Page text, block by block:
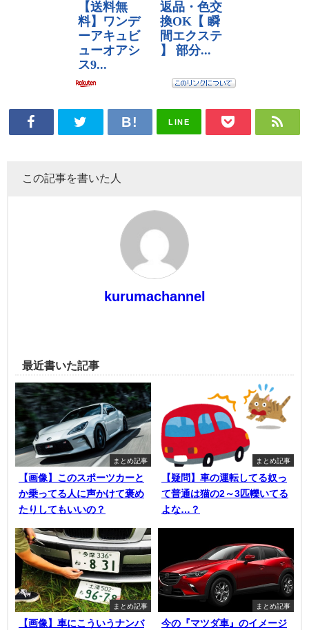
LINE
この記事を書いた人
kurumachannel
最近書いた記事
まとめ記事
【画像】このスポーツカーと
か乗ってる人に声かけて褒め
たりしてもいいの？
まとめ記事
【疑問】車の運転してる奴っ
て普通は猫の2～3匹轢いてる
よな…？
まとめ記事
【画像】車にこういうナンバ
まとめ記事
今の『マツダ車』のイメージ